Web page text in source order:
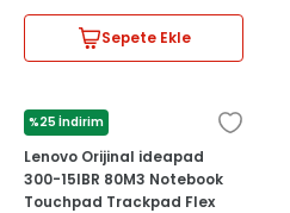
Sepete Ekle
%25 İndirim
LENOVO
Lenovo Orijinal ideapad
300-15IBR 80M3 Notebook
Touchpad Trackpad Flex